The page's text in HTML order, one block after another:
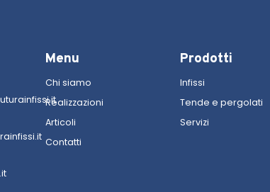
Menu
Chi siamo
Realizzazioni
Articoli
Contatti
Prodotti
Infissi
Tende e pergolati
Servizi